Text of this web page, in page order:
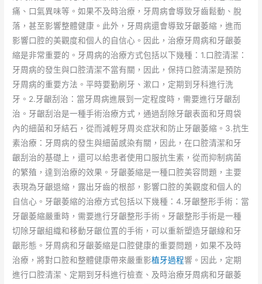
痛、口氣異味等。如果不及時治療，牙周病會導致牙齒鬆動、脫
落，甚至影響整體健康。此外，牙周病還會導致牙齦萎縮，進而
影響口腔的美觀度和個人的自信心。因此，治療牙周病和牙齦萎
縮是非常重要的。牙周病的治療方式包括以下幾種：1.口腔清潔：
牙周病的發生與口腔清潔不當有關，因此，保持口腔清潔是預防
牙周病的重要方法。平時要勤刷牙、漱口，定期到牙科進行洗
牙。2.牙齦刮治：當牙周病進展到一定程度時，需要進行牙齦刮
治。牙齦刮治是一種手術治療方式，通過刮除牙齦表面和牙周袋
內的細菌和牙結石，從而減輕牙周炎症狀和防止牙齦萎縮。3.抗生
素治療：牙周病的發生與細菌感染有關，因此，在口腔清潔和牙
齦刮治的基礎上，還可以給患者使用口服抗生素，從而抑制病菌
的繁殖，達到治療的效果。牙齦萎縮是一種口腔美容問題，主要
表現為牙齦退縮，露出牙齒的根部，影響口腔的美觀度和個人的
自信心。牙齦萎縮的治療方式包括以下幾種：4.牙齦整形手術：當
牙齦萎縮嚴重時，需要進行牙齦整形手術。牙齦整形手術是一種
切除牙齦組織和移動牙齦位置的手術，可以重新塑造牙齦線和牙
齦形態。牙周病和牙齦萎縮是口腔健康的重要問題，如果不及時
治療，將對口腔和整體健康帶來嚴重影植牙過程響。因此，定期
進行口腔清潔、定期到牙科進行檢查、及時治療牙周病和牙齦萎